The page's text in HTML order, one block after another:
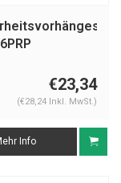
€23,34
(€28,24 Inkl. MwSt.)
Info